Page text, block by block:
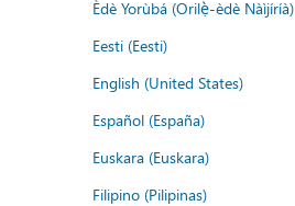
Èdè Yorùbá (Orilẹ̀-èdè Nàìjíríà)
Eesti (Eesti)
English (United States)
Español (España)
Euskara (Euskara)
Filipino (Pilipinas)